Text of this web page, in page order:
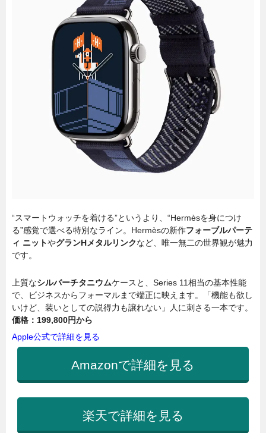
“スマートウォッチを着ける”というより、“Hermèsを身につけ
る”感覚で選べる特別なライン。Hermèsの新作フォーブルパーテ
ィ ニットやグランHメタルリンクなど、唯一無二の世界観が魅力
です。
上質なシルバーチタニウムケースと、Series 11相当の基本性能
で、ビジネスからフォーマルまで端正に映えます。「機能も欲し
いけど、装いとしての説得力も譲れない」人に刺さる一本です。
価格： 199,800円から
Apple公式で詳細を見る
Amazonで詳細を見る
楽天で詳細を見る